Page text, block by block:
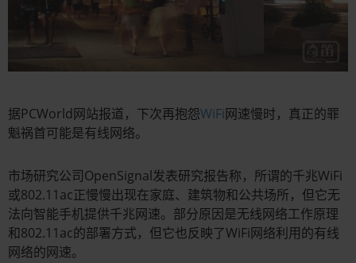
据PCWorld网站报道，下次再抱怨WiFi网速慢时，真正的罪
魁祸首可能是有线网络。
市场研究公司OpenSignal发表研究报告称，所谓的千兆WiFi
或802.11ac正慢慢出现在家庭、建筑物和公共场所，但它无
法向智能手机提供千兆网速。部分原因是无线网络工作原理
和802.11ac的部署方式，但它也反映了WiFi网络利用的有线
网络的网速。